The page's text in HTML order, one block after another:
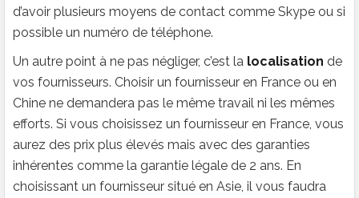
d’avoir plusieurs moyens de contact comme Skype ou si
possible un numéro de téléphone.
Un autre point à ne pas négliger, c’est la localisation de
vos fournisseurs. Choisir un fournisseur en France ou en
Chine ne demandera pas le même travail ni les mêmes
efforts. Si vous choisissez un fournisseur en France, vous
aurez des prix plus élevés mais avec des garanties
inhérentes comme la garantie légale de 2 ans. En
choisissant un fournisseur situé en Asie, il vous faudra